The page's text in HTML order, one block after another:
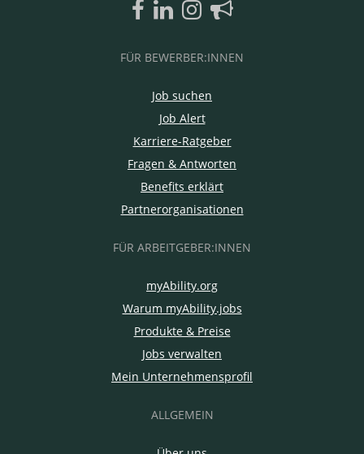
FÜR BEWERBER:INNEN
Job suchen
Job Alert
Karriere-Ratgeber
Fragen & Antworten
Benefits erklärt
Partnerorganisationen
FÜR ARBEITGEBER:INNEN
myAbility.org
Warum myAbility.jobs
Produkte & Preise
Jobs verwalten
Mein Unternehmensprofil
ALLGEMEIN